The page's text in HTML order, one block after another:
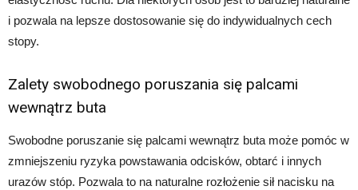
i pozwala na lepsze dostosowanie się do indywidualnych cech
stopy.
Zalety swobodnego poruszania się palcami
wewnątrz buta
Swobodne poruszanie się palcami wewnątrz buta może pomóc w
zmniejszeniu ryzyka powstawania odcisków, obtarć i innych
urazów stóp. Pozwala to na naturalne rozłożenie sił nacisku na